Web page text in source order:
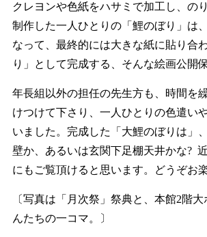
クレヨンや色紙をハサミで加工し、の
制作した一人ひとりの「鯉のぼり」は
なって、最終的には大きな紙に貼り合
り」として完成する、そんな絵画公開
年長組以外の担任の先生方も、時間を
けつけて下さり、一人ひとりの色遣い
いました。完成した「大鯉のぼりは」
壁か、あるいは玄関下足棚天井かな?
にもご覧頂けると思います。どうぞお
〔写真は「月次祭」祭典と、本館2階
んたちの一コマ。〕